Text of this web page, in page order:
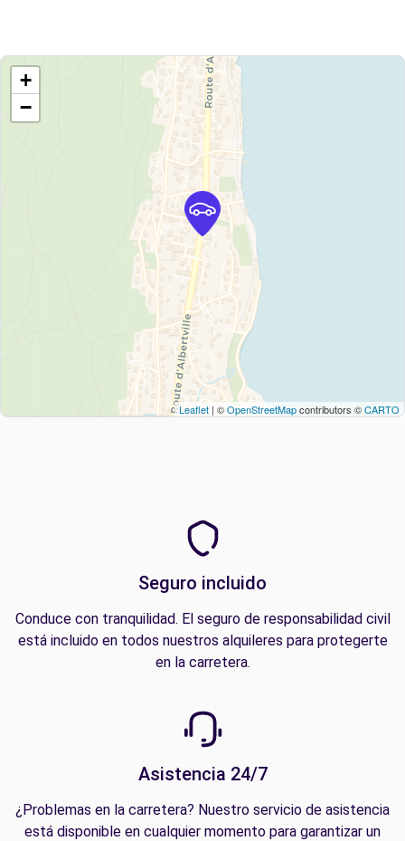
+
−
Leaflet | ©OpenStreetMapcontributors ©CARTO
Seguro incluido
Conduce con tranquilidad. El seguro de responsabilidad civil
está incluido en todos nuestros alquileres para protegerte
en la carretera.
Asistencia 24/7
¿Problemas en la carretera? Nuestro servicio de asistencia
está disponible en cualquier momento para garantizar un